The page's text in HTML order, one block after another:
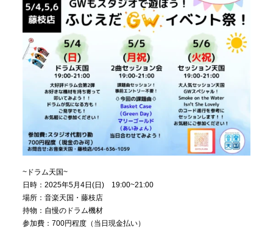
~ドラム天国~
日時：2025年5月4日(日) 19:00~21:00
場所：音楽天国・藤枝店
持物：自慢のドラム機材
参加費：700円程度（当日現金払い）